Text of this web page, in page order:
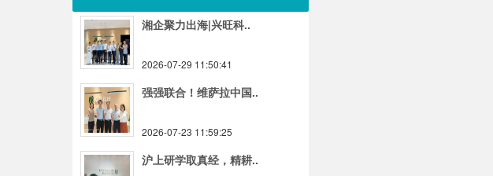
湘企聚力出海|兴旺科..
2026-07-29 11:50:41
强强联合！维萨拉中国..
2026-07-23 11:59:25
沪上研学取真经，精耕..